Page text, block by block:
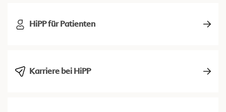
HiPP für Patienten
Karriere bei HiPP